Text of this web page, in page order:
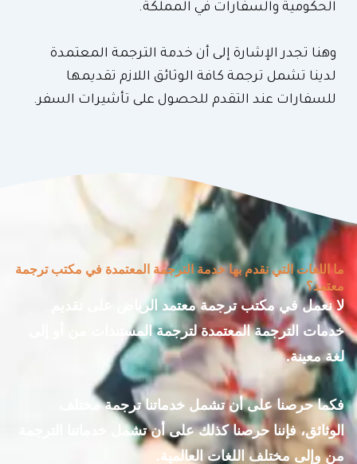
الحكومية والسفارات في المملكة.
وهنا تجدر الإشارة إلى أن خدمة الترجمة المعتمدة
لدينا تشمل ترجمة كافة الوثائق اللازم تقديمها
للسفارات عند التقدم للحصول على تأشيرات السفر.
ما اللغات التي نقدم بها خدمة الترجمة المعتمدة في مكتب ترجمة
معتمد؟
لا نعمل في مكتب ترجمة معتمد الرياض على تقديم
خدمات الترجمة المعتمدة لترجمة المستندات من أو إلى
لغة معينة.
فكما حرصنا على أن تشمل خدماتنا ترجمة مختلف
الوثائق، فإننا حرصنا كذلك على أن تشمل خدماتنا الترجمة
من وإلى مختلف اللغات العالمية.